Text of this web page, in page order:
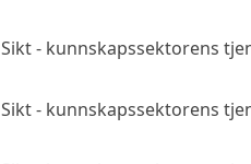
Sikt - kunnskapssektorens
Sikt - kunnskapssektorens